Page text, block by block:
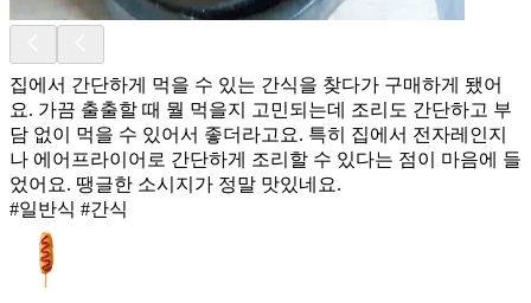
집에서 간단하게 먹을 수 있는 간식을 찾다가 구매하게 됐어
요. 가끔 출출할 때 뭘 먹을지 고민되는데 조리도 간단하고 부
담 없이 먹을 수 있어서 좋더라고요. 특히 집에서 전자레인지
나 에어프라이어로 간단하게 조리할 수 있다는 점이 마음에 들
었어요. 땡글한 소시지가 정말 맛있네요.
#일반식 #간식